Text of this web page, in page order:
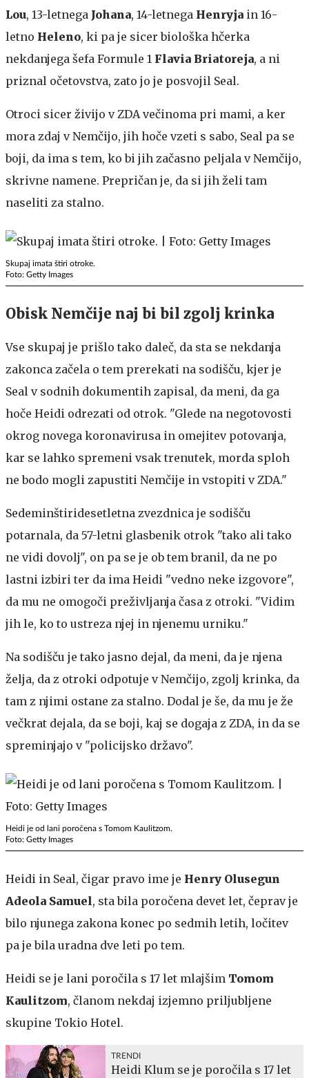
Lou, 13-letnega Johana, 14-letnega Henryja in 16-
letno Heleno, ki pa je sicer biološka hčerka
nekdanjega šefa Formule 1 Flavia Briatoreja, a ni
priznal očetovstva, zato jo je posvojil Seal.
Otroci sicer živijo v ZDA večinoma pri mami, a ker
mora zdaj v Nemčijo, jih hoče vzeti s sabo, Seal pa se
boji, da ima s tem, ko bi jih začasno peljala v Nemčijo,
skrivne namene. Prepričan je, da si jih želi tam
naseliti za stalno.
Skupaj imata štiri otroke.
Foto: Getty Images
Obisk Nemčije naj bi bil zgolj krinka
Vse skupaj je prišlo tako daleč, da sta se nekdanja
zakonca začela o tem prerekati na sodišču, kjer je
Seal v sodnih dokumentih zapisal, da meni, da ga
hoče Heidi odrezati od otrok. "Glede na negotovosti
okrog novega koronavirusa in omejitev potovanja,
kar se lahko spremeni vsak trenutek, morda sploh
ne bodo mogli zapustiti Nemčije in vstopiti v ZDA."
Sedeminštiridesetletna zvezdnica je sodišču
potarnala, da 57-letni glasbenik otrok "tako ali tako
ne vidi dovolj", on pa se je ob tem branil, da ne po
lastni izbiri ter da ima Heidi "vedno neke izgovore",
da mu ne omogoči preživljanja časa z otroki. "Vidim
jih le, ko to ustreza njej in njenemu urniku."
Na sodišču je tako jasno dejal, da meni, da je njena
želja, da z otroki odpotuje v Nemčijo, zgolj krinka, da
tam z njimi ostane za stalno. Dodal je še, da mu je že
večkrat dejala, da se boji, kaj se dogaja z ZDA, in da se
spreminjajo v "policijsko državo".
Heidi je od lani poročena s Tomom Kaulitzom.
Foto: Getty Images
Heidi in Seal, čigar pravo ime je Henry Olusegun
Adeola Samuel, sta bila poročena devet let, čeprav je
bilo njunega zakona konec po sedmih letih, ločitev
pa je bila uradna dve leti po tem.
Heidi se je lani poročila s 17 let mlajšim Tomom
Kaulitzom, članom nekdaj izjemno priljubljene
skupine Tokio Hotel.
TRENDI
Heidi Klum se je poročila s 17 let